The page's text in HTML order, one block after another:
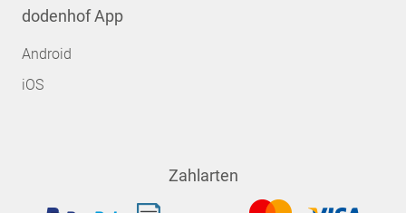
dodenhof App
Android
iOS
Zahlarten